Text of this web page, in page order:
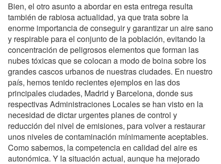
Bien, el otro asunto a abordar en esta entrega resulta
también de rabiosa actualidad, ya que trata sobre la
enorme importancia de conseguir y garantizar un aire sano
y respirable para el conjunto de la población, evitando la
concentración de peligrosos elementos que forman las
nubes tóxicas que se colocan a modo de boina sobre los
grandes cascos urbanos de nuestras ciudades. En nuestro
país, hemos tenido recientes ejemplos en las dos
principales ciudades, Madrid y Barcelona, donde sus
respectivas Administraciones Locales se han visto en la
necesidad de dictar urgentes planes de control y
reducción del nivel de emisiones, para volver a restaurar
unos niveles de contaminación mínimamente aceptables.
Como sabemos, la competencia en calidad del aire es
autonómica. Y la situación actual, aunque ha mejorado